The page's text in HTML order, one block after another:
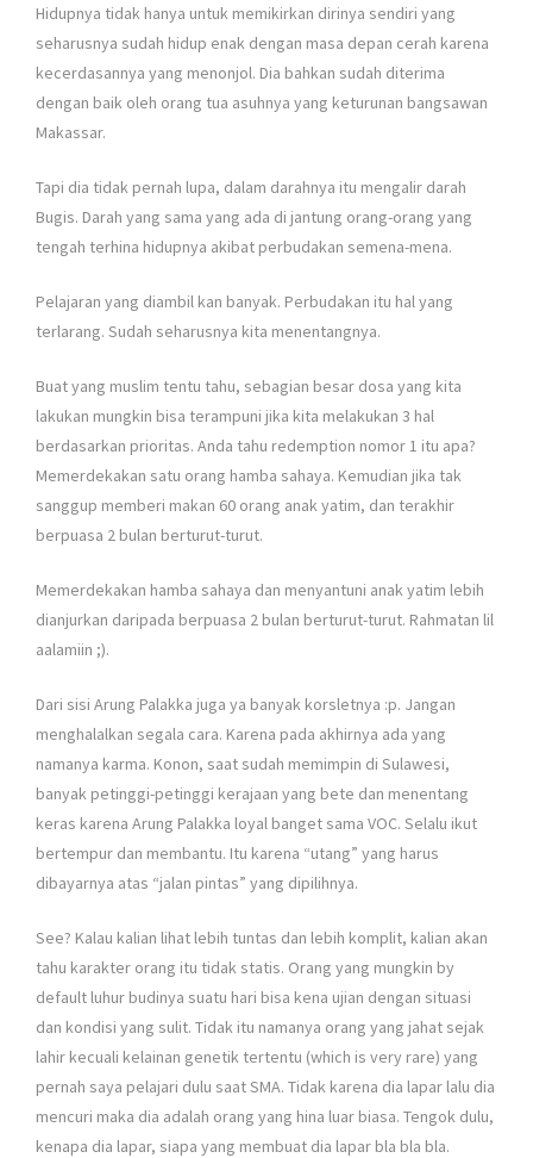
Hidupnya tidak hanya untuk memikirkan dirinya sendiri yang
seharusnya sudah hidup enak dengan masa depan cerah karena
kecerdasannya yang menonjol. Dia bahkan sudah diterima
dengan baik oleh orang tua asuhnya yang keturunan bangsawan
Makassar.
Tapi dia tidak pernah lupa, dalam darahnya itu mengalir darah
Bugis. Darah yang sama yang ada di jantung orang-orang yang
tengah terhina hidupnya akibat perbudakan semena-mena.
Pelajaran yang diambil kan banyak. Perbudakan itu hal yang
terlarang. Sudah seharusnya kita menentangnya.
Buat yang muslim tentu tahu, sebagian besar dosa yang kita
lakukan mungkin bisa terampuni jika kita melakukan 3 hal
berdasarkan prioritas. Anda tahu redemption nomor 1 itu apa?
Memerdekakan satu orang hamba sahaya. Kemudian jika tak
sanggup memberi makan 60 orang anak yatim, dan terakhir
berpuasa 2 bulan berturut-turut.
Memerdekakan hamba sahaya dan menyantuni anak yatim lebih
dianjurkan daripada berpuasa 2 bulan berturut-turut. Rahmatan lil
aalamiin ;).
Dari sisi Arung Palakka juga ya banyak korsletnya :p. Jangan
menghalalkan segala cara. Karena pada akhirnya ada yang
namanya karma. Konon, saat sudah memimpin di Sulawesi,
banyak petinggi-petinggi kerajaan yang bete dan menentang
keras karena Arung Palakka loyal banget sama VOC. Selalu ikut
bertempur dan membantu. Itu karena “utang” yang harus
dibayarnya atas “jalan pintas” yang dipilihnya.
See? Kalau kalian lihat lebih tuntas dan lebih komplit, kalian akan
tahu karakter orang itu tidak statis. Orang yang mungkin by
default luhur budinya suatu hari bisa kena ujian dengan situasi
dan kondisi yang sulit. Tidak itu namanya orang yang jahat sejak
lahir kecuali kelainan genetik tertentu (which is very rare) yang
pernah saya pelajari dulu saat SMA. Tidak karena dia lapar lalu dia
mencuri maka dia adalah orang yang hina luar biasa. Tengok dulu,
kenapa dia lapar, siapa yang membuat dia lapar bla bla bla.